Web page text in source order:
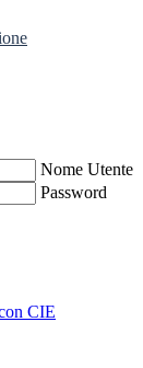
Nome Utente
Password
CIE